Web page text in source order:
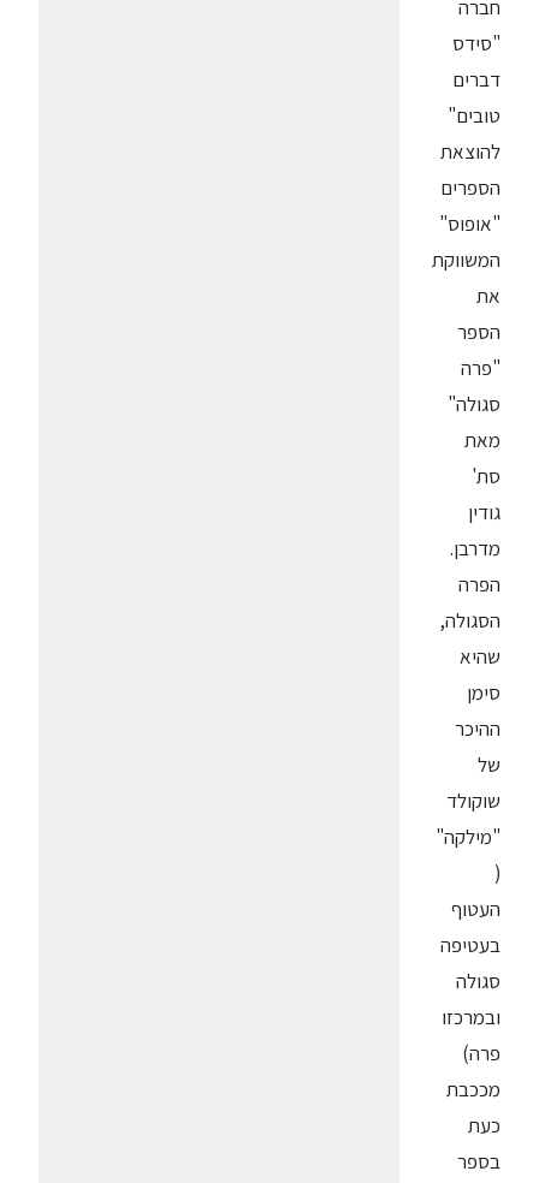
חברה
"סידס
דברים
טובים"
להוצאת
הספרים
"אופוס"
המשווקת
את
הספר
"פרה
סגולה"
מאת
סת'
גודין
מדרבן.
הפרה
הסגולה,
שהיא
סימן
ההיכר
של
שוקולד
"מילקה"
(
העטוף
בעטיפה
סגולה
ובמרכזו
פרה)
מככבת
כעת
בספר